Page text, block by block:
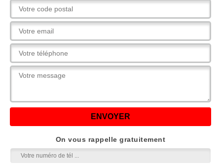
On vous rappelle gratuitement